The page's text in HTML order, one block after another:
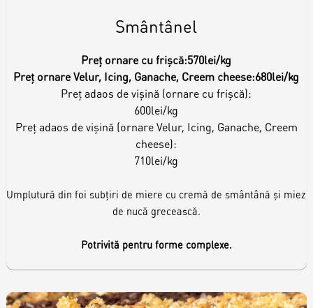
Smântânel
Preț ornare cu frișcă:570lei/kg
Preț ornare Velur, Icing, Ganache, Creem cheese:680lei/kg
Preț adaos de vișină (ornare cu frișcă):
600lei/kg
Preț adaos de vișină (ornare Velur, Icing, Ganache, Creem
cheese):
710lei/kg
Umplutură din foi subțiri de miere cu cremă de smântână și miez
de nucă grecească.
Potrivită pentru forme complexe.